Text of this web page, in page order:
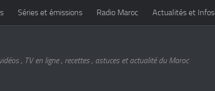
Séries et émissions Radio Maroc Actualités et Infos
, TV en ligne , recettes , astuces et actualité du Maroc